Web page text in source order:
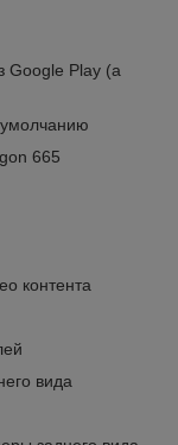
Google Play (а
умолчанию
665
контента
вида